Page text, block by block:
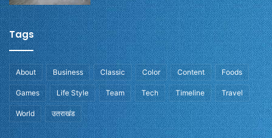
Tags
About Business Classic Color Content Foods
Games Life Style Team Tech Timeline Travel
World उतराखंड